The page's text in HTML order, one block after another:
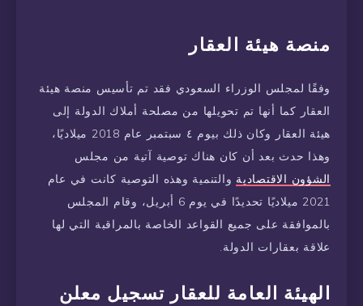
منصة هيئة العقار
وفقًا لمجلس الوزراء السعودي فقد تم تأسيس منصة هيئة
العقار كما أنها تم تحويلها من مصلحة أملاك الدولة إلى
هيئة العقار وكان ذلك بيوم ٤ سبتمبر عام 2018 ميلاديًا،
وهذا حدث بعد أن كان هناك توصية آتية من مجلس
الشؤون الاقتصادية والتنمية وهذه التوصية كانت في عام
2021 ميلاديًا تحديدًا في يوم 6 أبريل، وقام المجلس
بالموافقة على جميع القواعد الخاصة بالمراقبة التي لها
علاقة بعقارات الدولة.
الهيئة العامة للعقار تسجيل معلن